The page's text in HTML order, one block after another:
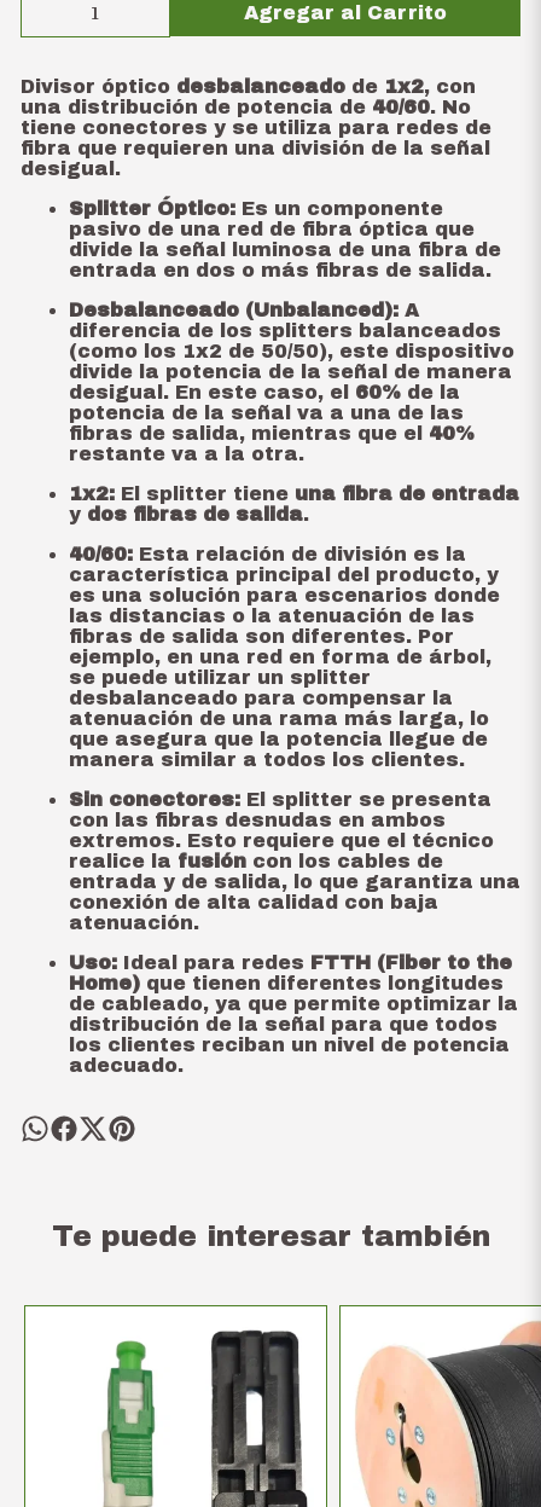
Agregar al Carrito
Divisor óptico desbalanceadode 1x2, con
una distribución de potencia de 40/60. No
tiene conectores y se utiliza para redes de
fibra que requieren una división de la señal
desigual.
Splitter Óptico:Es un componente
pasivo de una red de fibra óptica que
divide la señal luminosa de una fibra de
entrada en dos o más fibras de salida.
Desbalanceado (Unbalanced):A
diferencia de los splitters balanceados
(como los 1x2 de 50/50), este dispositivo
divide la potencia de la señal de manera
desigual. En este caso, el 60%de la
potencia de la señal va a una de las
fibras de salida, mientras que el 40%
restante va a la otra.
1x2:El splitter tiene una fibra de entrada
y dos fibras de salida.
40/60:Esta relación de división es la
característica principal del producto, y
es una solución para escenarios donde
las distancias o la atenuación de las
fibras de salida son diferentes. Por
ejemplo, en una red en forma de árbol,
se puede utilizar un splitter
desbalanceado para compensar la
atenuación de una rama más larga, lo
que asegura que la potencia llegue de
manera similar a todos los clientes.
Sin conectores:El splitter se presenta
con las fibras desnudas en ambos
extremos. Esto requiere que el técnico
realice la fusióncon los cables de
entrada y de salida, lo que garantiza una
conexión de alta calidad con baja
atenuación.
Uso:Ideal para redes FTTH (Fiber to the
Home)que tienen diferentes longitudes
de cableado, ya que permite optimizar la
distribución de la señal para que todos
los clientes reciban un nivel de potencia
adecuado.
Te puede interesar también